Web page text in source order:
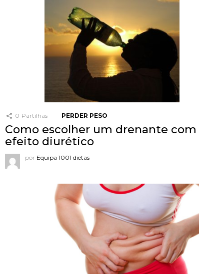
0 Partilhas PERDER PESO
Como escolher um drenante com
efeito diurético
por Equipa 1001 dietas